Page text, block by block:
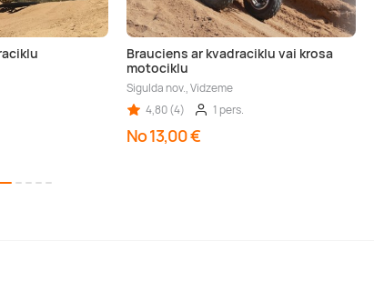
Brauciens ar kvadraciklu vai krosa
motociklu
Sigulda nov., Vidzeme
4,80 (4)
1 pers.
No 13,00 €